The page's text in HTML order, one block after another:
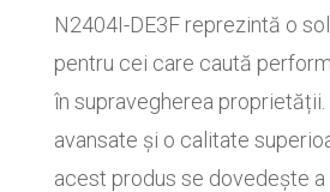
N2404I-DE3F reprezintă o
pentru cei care caută
în supravegherea
avansate și o calitate
acest produs se dovedește a